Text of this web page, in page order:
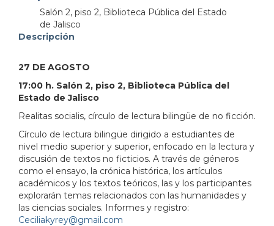
Salón 2, piso 2, Biblioteca Pública del Estado
de Jalisco
Descripción
27 DE AGOSTO
17:00 h. Salón 2, piso 2, Biblioteca Pública del
Estado de Jalisco
Realitas socialis, círculo de lectura bilingüe de no ficción.
Círculo de lectura bilingüe dirigido a estudiantes de
nivel medio superior y superior, enfocado en la lectura y
discusión de textos no ficticios. A través de géneros
como el ensayo, la crónica histórica, los artículos
académicos y los textos teóricos, las y los participantes
explorarán temas relacionados con las humanidades y
las ciencias sociales. Informes y registro:
Ceciliakyrey@gmail.com